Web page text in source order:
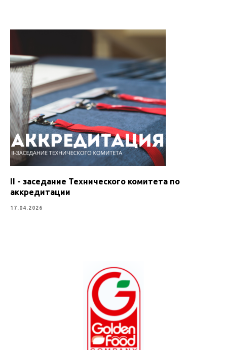
II - заседание Технического комитета по
аккредитации
17.04.2026